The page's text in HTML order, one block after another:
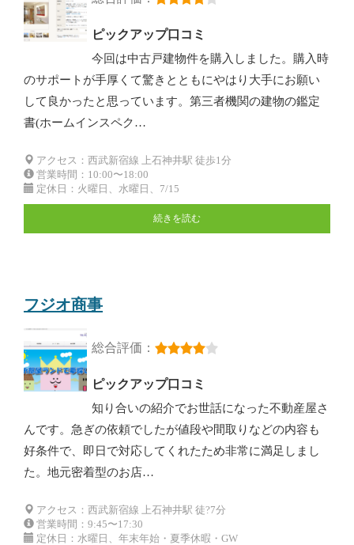
ピックアップ口コミ
今回は中古戸建物件を購入しました。購入時
のサポートが手厚くて驚きとともにやはり大手にお願い
して良かったと思っています。第三者機関の建物の鑑定
書(ホームインスペク…
アクセス：西武新宿線 上石神井駅 徒歩1分
営業時間：10:00〜18:00
定休日：火曜日、水曜日、7/15
続きを読む
フジオ商事
総合評価：
ピックアップ口コミ
知り合いの紹介でお世話になった不動産屋さ
んです。急ぎの依頼でしたが値段や間取りなどの内容も
好条件で、即日で対応してくれたため非常に満足しまし
た。地元密着型のお店…
アクセス：西武新宿線 上石神井駅 徒?7分
営業時間：9:45〜17:30
定休日：水曜日、年末年始・夏季休暇・GW